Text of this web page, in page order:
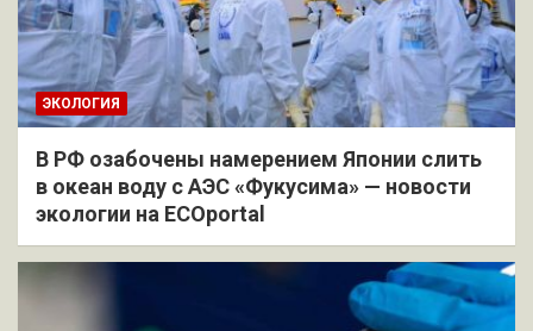
ЭКОЛОГИЯ
В РФ озабочены намерением Японии слить
в океан воду с АЭС «Фукусима» — новости
экологии на ECOportal